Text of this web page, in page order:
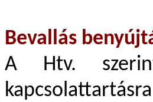
Bevallás
A Htv.